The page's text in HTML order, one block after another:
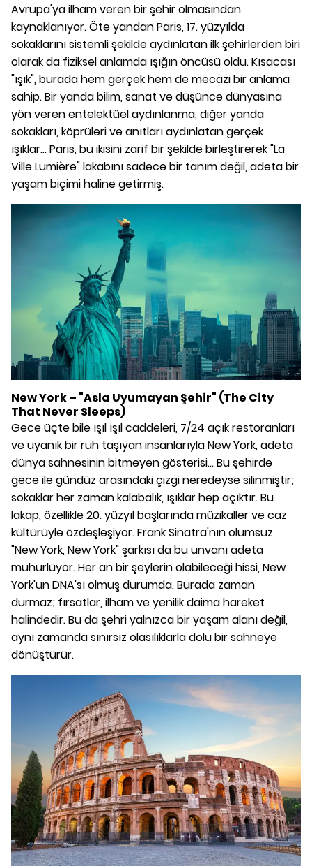
Avrupa'ya ilham veren bir şehir olmasından
kaynaklanıyor. Öte yandan Paris, 17. yüzyılda
sokaklarını sistemli şekilde aydınlatan ilk şehirlerden biri
olarak da fiziksel anlamda ışığın öncüsü oldu. Kısacası
"ışık", burada hem gerçek hem de mecazi bir anlama
sahip. Bir yanda bilim, sanat ve düşünce dünyasına
yön veren entelektüel aydınlanma, diğer yanda
sokakları, köprüleri ve anıtları aydınlatan gerçek
ışıklar... Paris, bu ikisini zarif bir şekilde birleştirerek "La
Ville Lumière" lakabını sadece bir tanım değil, adeta bir
yaşam biçimi haline getirmiş.
New York – "Asla Uyumayan Şehir" (The City
That Never Sleeps)
Gece üçte bile ışıl ışıl caddeleri, 7/24 açık restoranları
ve uyanık bir ruh taşıyan insanlarıyla New York, adeta
dünya sahnesinin bitmeyen gösterisi... Bu şehirde
gece ile gündüz arasındaki çizgi neredeyse silinmiştir;
sokaklar her zaman kalabalık, ışıklar hep açıktır. Bu
lakap, özellikle 20. yüzyıl başlarında müzikaller ve caz
kültürüyle özdeşleşiyor. Frank Sinatra'nın ölümsüz
"New York, New York" şarkısı da bu unvanı adeta
mühürlüyor. Her an bir şeylerin olabileceği hissi, New
York'un DNA'sı olmuş durumda. Burada zaman
durmaz; fırsatlar, ilham ve yenilik daima hareket
halindedir. Bu da şehri yalnızca bir yaşam alanı değil,
aynı zamanda sınırsız olasılıklarla dolu bir sahneye
dönüştürür.